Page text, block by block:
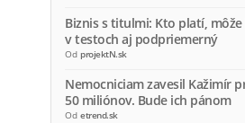
Biznis s titulmi: Kto platí,
v testoch aj podpriemerný
OdprojektN.sk
Nemocniciam zavesil Kažimír
50 miliónov. Bude ich pánom
Odetrend.sk